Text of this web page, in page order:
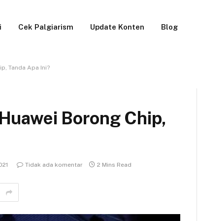
Cek Palgiarism Update Konten Blog
Tanda Apa Ini?
Borong Chip,
Tidak ada komentar 2 Mins Read